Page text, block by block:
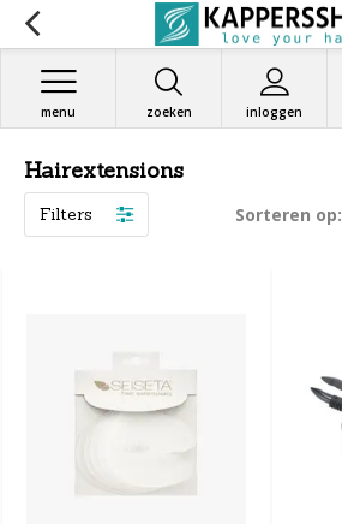
zoeken inloggen
menu
Hairextensions
Filters Sorteren op: